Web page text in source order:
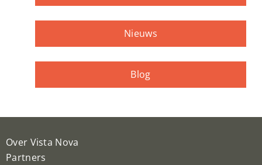
Nieuws
Blog
Over Vista Nova
Partners